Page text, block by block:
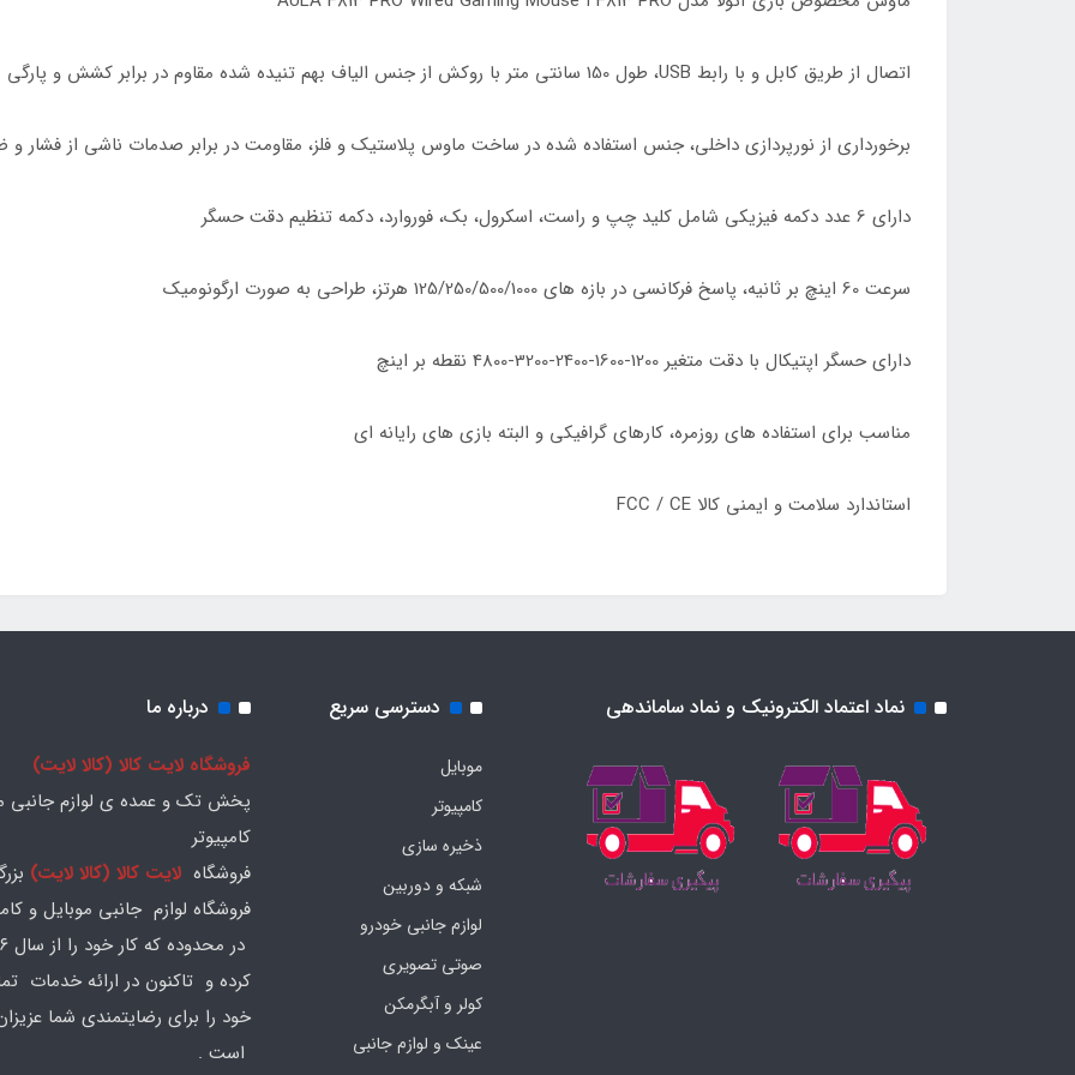
اتصال از طریق کابل و با رابط USB، طول 150 سانتی متر با روکش از جنس الیاف بهم تنیده شده مقاوم در برابر کشش و پارگی
برخورداری از نورپردازی داخلی، جنس استفاده شده در ساخت ماوس پلاستیک و فلز، مقاومت در برابر صدمات ناشی از فشار و
دارای 6 عدد دکمه فیزیکی شامل کلید چپ و راست، اسکرول، بک، فوروارد، دکمه تنظیم دقت حسگر
سرعت 60 اینچ بر ثانیه، پاسخ فرکانسی در بازه های 125/250/500/1000 هرتز، طراحی به صورت ارگونومیک
دارای حسگر اپتیکال با دقت متغیر 1200-1600-2400-3200-4800 نقطه بر اینچ
مناسب برای استفاده های روزمره، کارهای گرافیکی و البته بازی های رایانه ای
استاندارد سلامت و ایمنی کالا FCC / CE
نماد اعتماد الکترونیک و نماد ساماندهی دسترسی سریع
موبایل
کامپیوتر
ذخیره سازی
شبکه و دوربین
لوازم جانبی خودرو
صوتی تصویری
کولر و آبگرمکن
عینک و لوازم جانبی
درباره ما
فروشگاه لایت کالا (کالا لایت)
پخش تک و عمده ی لوازم جانبی
کامپیوتر
فروشگاه لایت کالا (کالا لایت)
فروشگاه لوازم جانبی موبایل و
کرده و تاکنون در ارائه خدمات
خود را برای رضایتمندی شما
است .